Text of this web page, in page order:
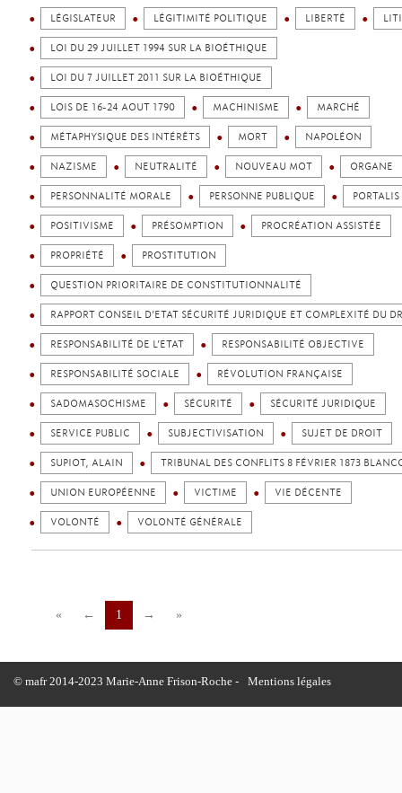
LÉGISLATEUR LÉGITIMITÉ POLITIQUE LIBERTÉ
LOI DU 29 JUILLET 1994 SUR LA BIOÉTHIQUE
LOI DU 7 JUILLET 2011 SUR LA BIOÉTHIQUE
LOIS DE 16-24 AOUT 1790 MACHINISME MARCHÉ
MÉTAPHYSIQUE DES INTÉRÊTS MORT NAPOLÉON
NAZISME NEUTRALITÉ NOUVEAU MOT ORGANE
PERSONNALITÉ MORALE PERSONNE PUBLIQUE PORTALIS
POSITIVISME PRÉSOMPTION PROCRÉATION ASSISTÉE
PROPRIÉTÉ PROSTITUTION
QUESTION PRIORITAIRE DE CONSTITUTIONNALITÉ
RAPPORT CONSEIL D’ETAT SÉCURITÉ JURIDIQUE ET COMPLEXITÉ DU
RESPONSABILITÉ DE L’ETAT RESPONSABILITÉ OBJECTIVE
RESPONSABILITÉ SOCIALE RÉVOLUTION FRANÇAISE
SADOMASOCHISME SÉCURITÉ SÉCURITÉ JURIDIQUE
SERVICE PUBLIC SUBJECTIVISATION SUJET DE DROIT
SUPIOT, ALAIN TRIBUNAL DES CONFLITS 8 FÉVRIER 1873
UNION EUROPÉENNE VICTIME VIE DÉCENTE
VOLONTÉ VOLONTÉ GÉNÉRALE
« ← 1 → »
© mafr 2014-2023 Marie-Anne Frison-Roche - Mentions légales